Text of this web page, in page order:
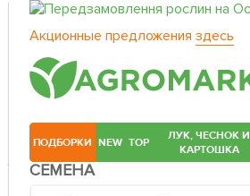
Акционные предложения здесь
ПОДБОРКИ NEW TOP
ЛУК, ЧЕСНОК И
КАРТОШКА
СЕМЕНА